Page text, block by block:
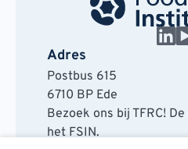
Adres
Postbus 615
6710 BP Ede
Bezoek ons bij TFRC!
het FSIN.